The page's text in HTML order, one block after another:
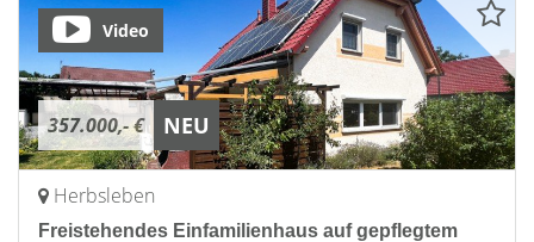
357.000,- € NEU
Video
Herbsleben
Freistehendes Einfamilienhaus auf gepflegtem